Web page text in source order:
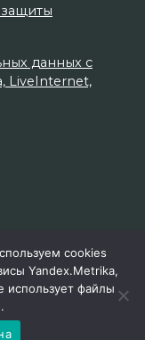
данных с
LiveInternet,
cookies
Yandex.Metrika,
использует файлы